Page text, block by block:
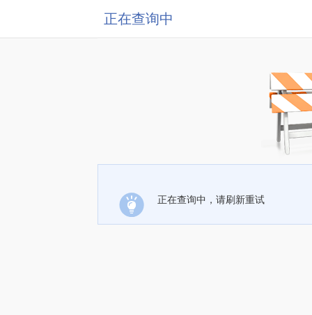
正在查询中
正在查询中，请刷新重试